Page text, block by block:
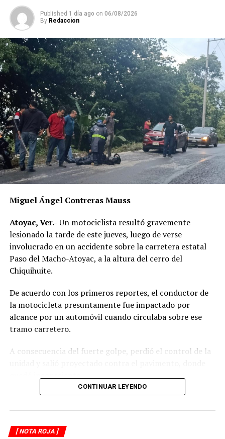
Published 1 día ago on 06/08/2026
By Redaccion
Miguel Ángel Contreras Mauss
Atoyac, Ver.-Un motociclista resultó gravemente
lesionado la tarde de este jueves, luego de verse
involucrado en un accidente sobre la carretera estatal
Paso del Macho-Atoyac, a la altura del cerro del
Chiquihuite.
De acuerdo con los primeros reportes, el conductor de
la motocicleta presuntamente fue impactado por
alcance por un automóvil cuando circulaba sobre ese
tramo carretero.
A consecuencia del fuerte golpe, perdió el control de la
Testigos del accidente solicitaron de inmediato el apoyo
de los cuerpos de emergencia al percatarse de que el
asfáltica, mientras otros automovilistas redujeron la
CONTINUAR LEYENDO
[ NOTA ROJA ]